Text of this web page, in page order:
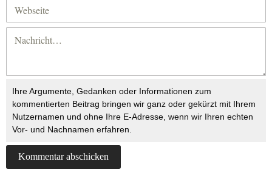
Ihre Argumente, Gedanken oder Informationen zum
kommentierten Beitrag bringen wir ganz oder gekürzt mit Ihrem
Nutzernamen und ohne Ihre E-Adresse, wenn wir Ihren echten
Vor- und Nachnamen erfahren.